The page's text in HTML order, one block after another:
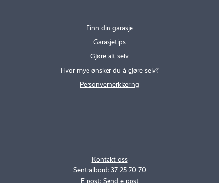
Kontakt oss
Sentralbord: 37 25 70 70
E-post: Send e-post
Finn din garasje
Garasjetips
Gjøre alt selv
Hvor mye ønsker du å gjøre selv?
Personvernerklæring